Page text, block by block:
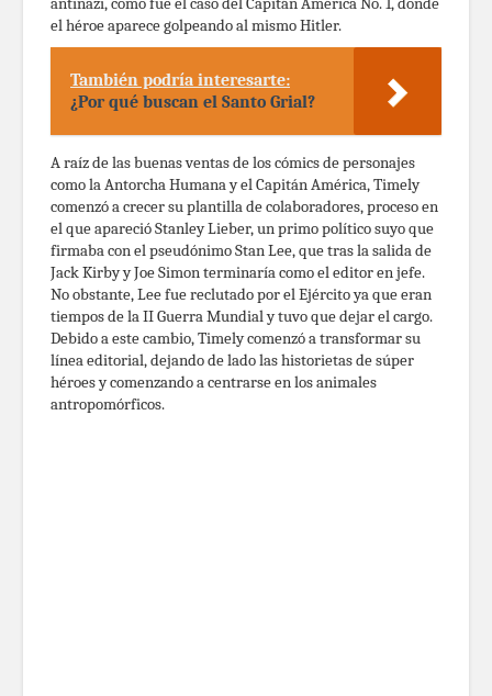
el héroe aparece golpeando al mismo Hitler.
También podría interesarte:
¿Por qué buscan el Santo Grial?
A raíz de las buenas ventas de los cómics de personajes
como la Antorcha Humana y el Capitán América, Timely
comenzó a crecer su plantilla de colaboradores, proceso en
el que apareció Stanley Lieber, un primo político suyo que
firmaba con el pseudónimo Stan Lee, que tras la salida de
Jack Kirby y Joe Simon terminaría como el editor en jefe.
No obstante, Lee fue reclutado por el Ejército ya que eran
tiempos de la II Guerra Mundial y tuvo que dejar el cargo.
Debido a este cambio, Timely comenzó a transformar su
línea editorial, dejando de lado las historietas de súper
héroes y comenzando a centrarse en los animales
antropomórficos.